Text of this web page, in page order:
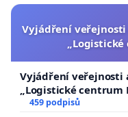
Vyjádření veřejnosti
Vyjádření veřejnosti
„Logistické centrum
459 podpisů